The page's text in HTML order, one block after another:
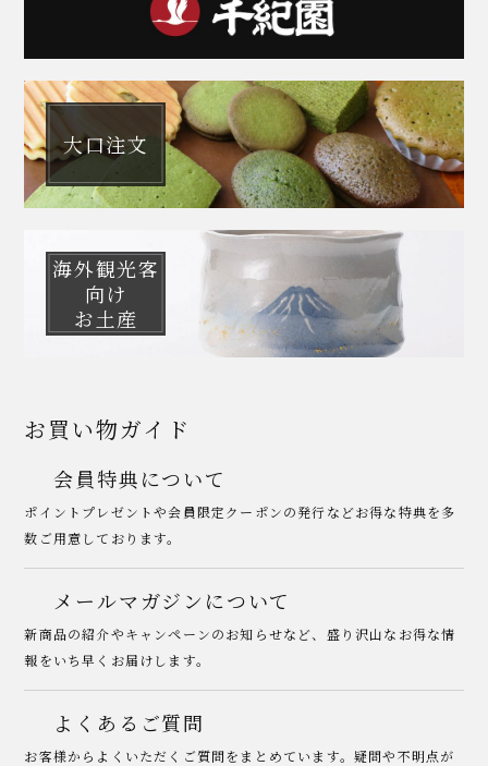
大口注文
海外観光客
向け
お土産
お買い物ガイド
会員特典について
ポイントプレゼントや会員限定クーポンの発行などお得な特典を多
数ご用意しております。
メールマガジンについて
新商品の紹介やキャンペーンのお知らせなど、盛り沢山なお得な情
報をいち早くお届けします。
よくあるご質問
お客様からよくいただくご質問をまとめています。疑問や不明点が